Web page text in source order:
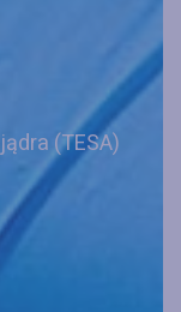
(TESA)